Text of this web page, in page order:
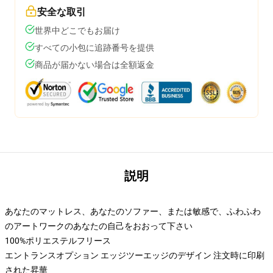
安全な取引
世界中どこでもお届け
すべての小包に追跡番号を提供
商品が届かない場合は全額返金
説明
あなたのマットレス、あなたのソファー、または敏感で、ふわふわ
のアートワークのあなたの自己をおおって下さい
100%ポリエステルフリース
エントランスオプション エッジツーエッジのデザイン 注文時に印刷
された昇華